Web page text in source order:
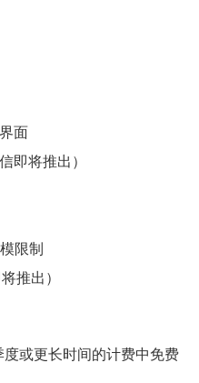
面
即将推出）
限制
推出）
或更长时间的计费中免费